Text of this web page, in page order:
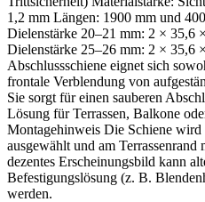
1,2 mm Längen: 1900 mm und
Dielenstärke 20–21 mm: 2 × 35,6
Dielenstärke 25–26 mm: 2 × 35,6
Abschlussschiene eignet sich
frontale Verblendung von
Sie sorgt für einen sauberen
Lösung für Terrassen, Balkone
Montagehinweis Die Schiene wird
ausgewählt und am Terrassenrand
dezentes Erscheinungsbild kann
Befestigungslösung (z. B.
werden.